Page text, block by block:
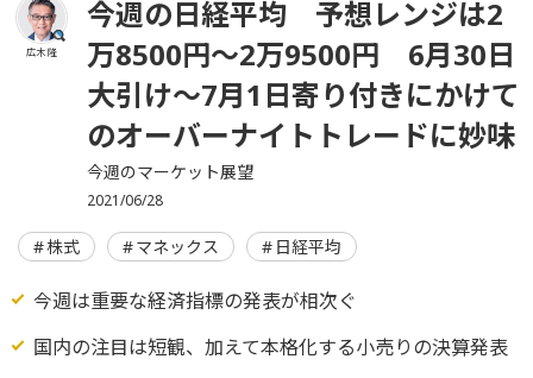
広木 隆
今週の日経平均 予想レンジは2
万8500円～2万9500円 6月30日
大引け～7月1日寄り付きにかけて
のオーバーナイトトレードに妙味
今週のマーケット展望
2021/06/28
株式 マネックス 日経平均
今週は重要な経済指標の発表が相次ぐ
国内の注目は短観、加えて本格化する小売りの決算発表